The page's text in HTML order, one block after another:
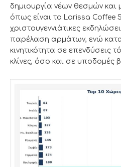
δημιουργία νέων θεσμών και
όπως είναι το Larissa Coffee
χριστουγεννιάτικες
παρέλαση αρμάτων, ενώ
κινητικότητα σε επενδύσεις
κλίνες, όσο και σε υποδομές